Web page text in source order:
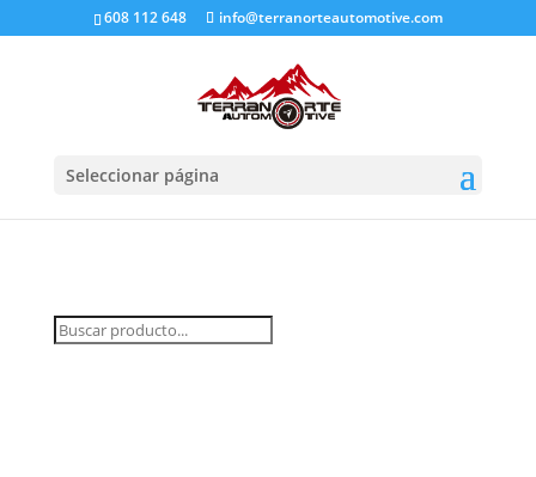
608 112 648 info@terranorteautomotive.com
Seleccionar página
INICIO